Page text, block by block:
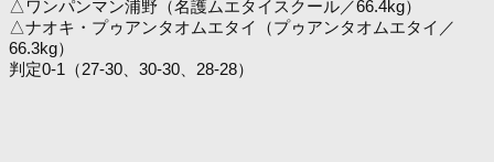
△ワンパンマン浦野（名護ムエタイスクール／66.4kg）
△ナオキ・プゥアンタオムエタイ（プゥアンタオムエタイ／
66.3kg）
判定0-1（27-30、30-30、28-28）